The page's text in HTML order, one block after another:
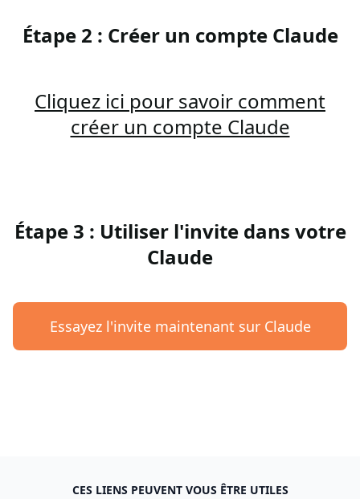
Étape 2 : Créer un compte Claude
Cliquez ici pour savoir comment
créer un compte Claude
Étape 3 : Utiliser l'invite dans votre
Claude
Essayez l'invite maintenant sur Claude
CES LIENS PEUVENT VOUS ÊTRE UTILES